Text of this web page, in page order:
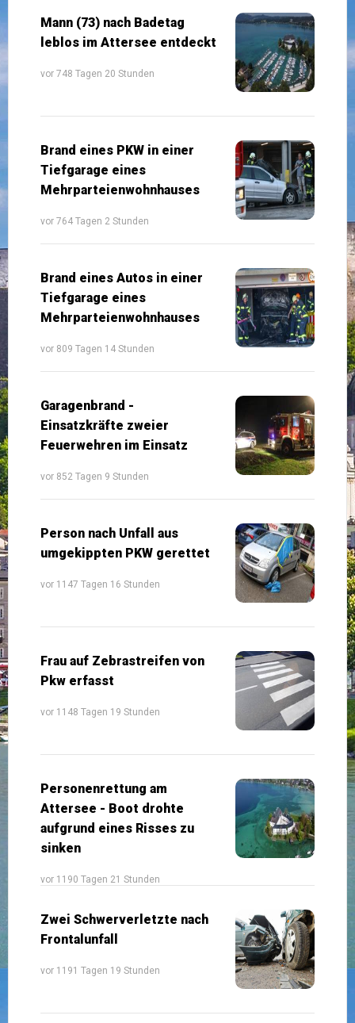
Mann (73) nach Badetag
leblos im Attersee entdeckt
vor 748 Tagen 20 Stunden
Brand eines PKW in einer
Tiefgarage eines
Mehrparteienwohnhauses
vor 764 Tagen 2 Stunden
Brand eines Autos in einer
Tiefgarage eines
Mehrparteienwohnhauses
vor 809 Tagen 14 Stunden
Garagenbrand -
Einsatzkräfte zweier
Feuerwehren im Einsatz
vor 852 Tagen 9 Stunden
Person nach Unfall aus
umgekippten PKW gerettet
vor 1147 Tagen 16 Stunden
Frau auf Zebrastreifen von
Pkw erfasst
vor 1148 Tagen 19 Stunden
Personenrettung am
Attersee - Boot drohte
aufgrund eines Risses zu
sinken
vor 1190 Tagen 21 Stunden
Zwei Schwerverletzte nach
Frontalunfall
vor 1191 Tagen 19 Stunden